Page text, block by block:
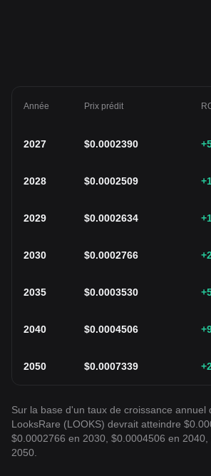
Année Prix prédit
2027 $0.0002390
2028 $0.0002509
2029 $0.0002634
2030 $0.0002766
2035 $0.0003530
2040 $0.0004506
2050 $0.0007339
Sur la base d'un taux de croissance annuel
LooksRare (LOOKS) devrait atteindre
$0.0002766 en 2030, $0.0004506 en
2050.